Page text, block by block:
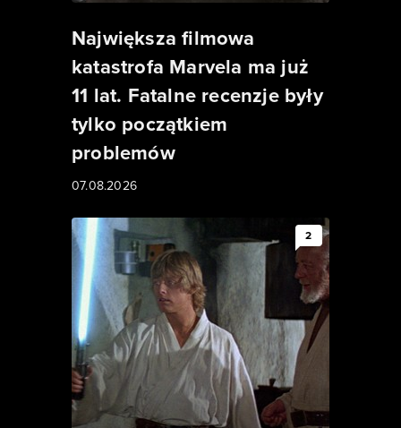
Największa filmowa
katastrofa Marvela ma już
11 lat. Fatalne recenzje były
tylko początkiem
problemów
07.08.2026
2